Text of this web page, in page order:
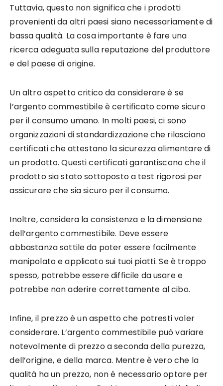
Tuttavia, questo non significa che i prodotti
provenienti da altri paesi siano necessariamente di
bassa qualità. La cosa importante è fare una
ricerca adeguata sulla reputazione del produttore
e del paese di origine.
Un altro aspetto critico da considerare è se
l’argento commestibile è certificato come sicuro
per il consumo umano. In molti paesi, ci sono
organizzazioni di standardizzazione che rilasciano
certificati che attestano la sicurezza alimentare di
un prodotto. Questi certificati garantiscono che il
prodotto sia stato sottoposto a test rigorosi per
assicurare che sia sicuro per il consumo.
Inoltre, considera la consistenza e la dimensione
dell’argento commestibile. Deve essere
abbastanza sottile da poter essere facilmente
manipolato e applicato sui tuoi piatti. Se è troppo
spesso, potrebbe essere difficile da usare e
potrebbe non aderire correttamente al cibo.
Infine, il prezzo è un aspetto che potresti voler
considerare. L’argento commestibile può variare
notevolmente di prezzo a seconda della purezza,
dell’origine, e della marca. Mentre è vero che la
qualità ha un prezzo, non è necessario optare per